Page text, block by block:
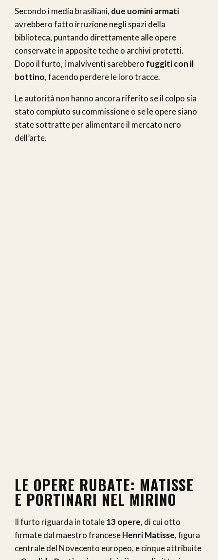
Secondo i media brasiliani, due uomini armati
avrebbero fatto irruzione negli spazi della
biblioteca, puntando direttamente alle opere
conservate in apposite teche o archivi protetti.
Dopo il furto, i malviventi sarebbero fuggiti con il
bottino, facendo perdere le loro tracce.
Le autorità non hanno ancora riferito se il colpo sia
stato compiuto su commissione o se le opere siano
state sottratte per alimentare il mercato nero
dell’arte.
LE OPERE RUBATE: MATISSE
E PORTINARI NEL MIRINO
Il furto riguarda in totale13 opere, di cui otto
firmate dal maestro franceseHenri Matisse, figura
centrale del Novecento europeo, e cinque attribuite